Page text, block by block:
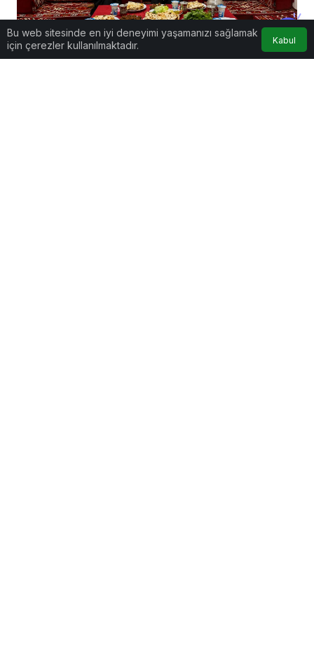
Bu web sitesinde en iyi deneyimi yaşamanızı sağlamak
için çerezler kullanılmaktadır.
Kabul